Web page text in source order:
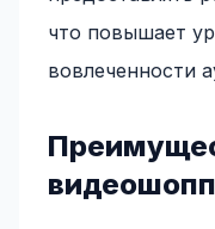
что повышает
вовлеченности